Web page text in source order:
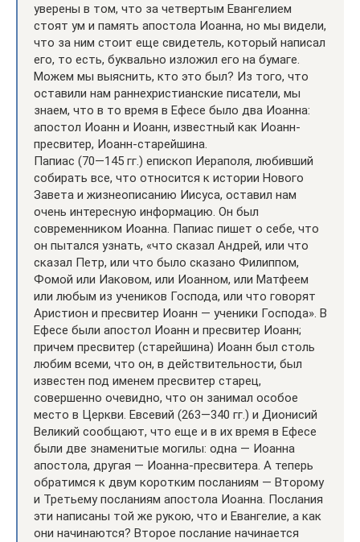
уверены в том, что за четвертым Евангелием
стоят ум и память апостола Иоанна, но мы видели,
что за ним стоит еще свидетель, который написал
его, то есть, буквально изложил его на бумаге.
Можем мы выяснить, кто это был? Из того, что
оставили нам раннехристианские писатели, мы
знаем, что в то время в Ефесе было два Иоанна:
апостол Иоанн и Иоанн, известный как Иоанн-
пресвитер, Иоанн-старейшина.
Папиас (70—145 гг.) епископ Иераполя, любивший
собирать все, что относится к истории Нового
Завета и жизнеописанию Иисуса, оставил нам
очень интересную информацию. Он был
современником Иоанна. Папиас пишет о себе, что
он пытался узнать, «что сказал Андрей, или что
сказал Петр, или что было сказано Филиппом,
Фомой или Иаковом, или Иоанном, или Матфеем
или любым из учеников Господа, или что говорят
Аристион и пресвитер Иоанн — ученики Господа». В
Ефесе были апостол Иоанн и пресвитер Иоанн;
причем пресвитер (старейшина) Иоанн был столь
любим всеми, что он, в действительности, был
известен под именем пресвитер старец,
совершенно очевидно, что он занимал особое
место в Церкви. Евсевий (263—340 гг.) и Дионисий
Великий сообщают, что еще и в их время в Ефесе
были две знаменитые могилы: одна — Иоанна
апостола, другая — Иоанна-пресвитера. А теперь
обратимся к двум коротким посланиям — Второму
и Третьему посланиям апостола Иоанна. Послания
эти написаны той же рукою, что и Евангелие, а как
они начинаются? Второе послание начинается